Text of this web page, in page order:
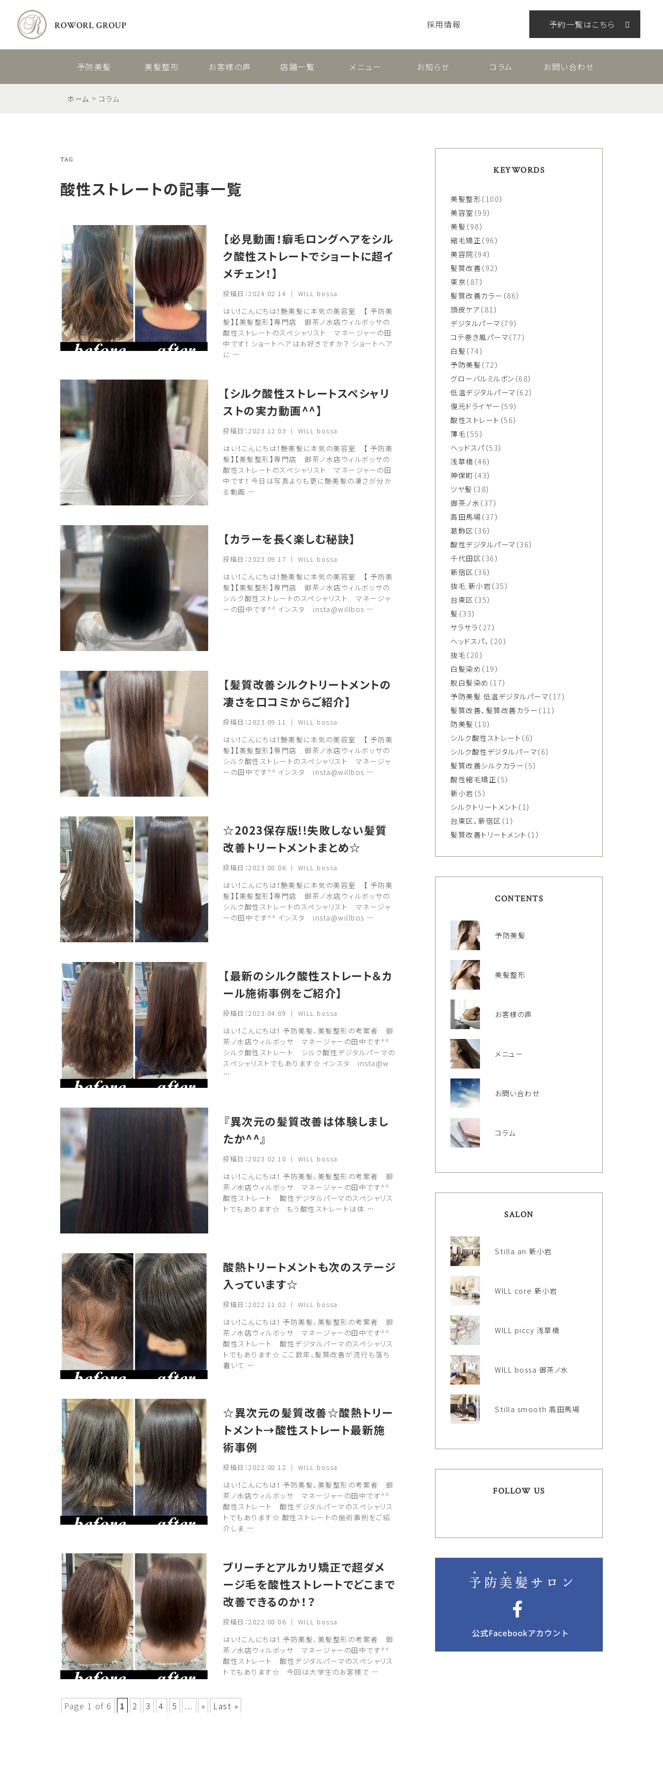
採用情報 予約一覧はこちら
予防美髪 美髪整形 お客様の声 店舗一覧 メニュー お知らせ コラム お問い合わせ
ホーム コラム
TAG
酸性ストレートの記事一覧
【必見動画！癖毛ロングヘアをシル
ク酸性ストレートでショートに超イ
メチェン！】
投稿日：2024.02.14 ｜ WILL bossa
はい！こんにちは！艶美髪に本気の美容室 【 予防美
髪】【美髪整形】専門店 御茶ノ水店ウィルボッサの
酸性ストレートのスペシャリスト マネージャーの田
中です！ ショートヘアはお好きですか？ ショートヘア
に …
【シルク酸性ストレートスペシャリ
ストの実力動画^^】
投稿日：2023.12.03 ｜ WILL bossa
はい！こんにちは！艶美髪に本気の美容室 【 予防美
髪】【美髪整形】専門店 御茶ノ水店ウィルボッサの
酸性ストレートのスペシャリスト マネージャーの田
中です！ 今日は写真よりも更に艶美髪の凄さが分か
る動画 …
【カラーを長く楽しむ秘訣】
投稿日：2023.09.17 ｜ WILL bossa
はい！こんにちは！艶美髪に本気の美容室 【 予防美
髪】【美髪整形】専門店 御茶ノ水店ウィルボッサの
シルク酸性ストレートのスペシャリスト マネージャ
ーの田中です^^ インスタ insta@willbos …
【髪質改善シルクトリートメントの
凄さを口コミからご紹介】
投稿日：2023.09.11 ｜ WILL bossa
はい！こんにちは！艶美髪に本気の美容室 【 予防美
髪】【美髪整形】専門店 御茶ノ水店ウィルボッサの
シルク酸性ストレートのスペシャリスト マネージャ
ーの田中です^^ インスタ insta@willbos …
☆2023保存版!!失敗しない髪質
改善トリートメントまとめ☆
投稿日：2023.08.06 ｜ WILL bossa
はい！こんにちは！艶美髪に本気の美容室 【 予防美
髪】【美髪整形】専門店 御茶ノ水店ウィルボッサの
シルク酸性ストレートのスペシャリスト マネージャ
ーの田中です^^ インスタ insta@willbos …
【最新のシルク酸性ストレート＆カ
ール施術事例をご紹介】
投稿日：2023.04.09 ｜ WILL bossa
はい！こんにちは！ 予防美髪、美髪整形の考案者 御
茶ノ水店ウィルボッサ マネージャーの田中です^^
シルク酸性ストレート シルク酸性デジタルパーマの
スペシャリストでもあります☆ インスタ insta@w
…
『異次元の髪質改善は体験しまし
たか^^』
投稿日：2023.02.10 ｜ WILL bossa
はい！こんにちは！ 予防美髪、美髪整形の考案者 御
茶ノ水店ウィルボッサ マネージャーの田中です^^
酸性ストレート 酸性デジタルパーマのスペシャリス
トでもあります☆ もう酸性ストレートは体 …
酸熱トリートメントも次のステージ
入っています☆
投稿日：2022.11.02 ｜ WILL bossa
はい！こんにちは！ 予防美髪、美髪整形の考案者 御
茶ノ水店ウィルボッサ マネージャーの田中です^^
酸性ストレート 酸性デジタルパーマのスペシャリス
トでもあります☆ ここ数年、髪質改善が流行も落ち
着いて …
☆異次元の髪質改善☆酸熱トリー
トメント→酸性ストレート最新施
術事例
投稿日：2022.08.12 ｜ WILL bossa
はい！こんにちは！ 予防美髪、美髪整形の考案者 御
茶ノ水店ウィルボッサ マネージャーの田中です^^
酸性ストレート 酸性デジタルパーマのスペシャリス
トでもあります☆ 酸性ストレートの施術事例をご紹
介しま …
ブリーチとアルカリ矯正で超ダメ
ージ毛を酸性ストレートでどこまで
改善できるのか！？
投稿日：2022.08.06 ｜ WILL bossa
はい！こんにちは！ 予防美髪、美髪整形の考案者 御
茶ノ水店ウィルボッサ マネージャーの田中です^^
酸性ストレート 酸性デジタルパーマのスペシャリス
トでもあります☆ 今回は大学生のお客様で …
Page 1 of 6 1 2 3 4 5 ... » Last »
KEYWORDS
美髪整形（100）
美容室 （99）
美髪（98）
縮毛矯正（96）
美容院 （94）
髪質改善（92）
東京（87）
髪質改善カラー （86）
頭皮ケア（81）
デジタルパーマ （79）
コテ巻き風パーマ（77）
白髪（74）
予防美髪（72）
グローバルミルボン （68）
低温デジタルパーマ （62）
復元ドライヤー （59）
酸性ストレート （56）
薄毛（55）
ヘッドスパ（53）
浅草橋 （46）
神保町 （43）
ツヤ髪 （38）
御茶ノ水（37）
高田馬場（37）
葛飾区 （36）
酸性デジタルパーマ （36）
千代田区（36）
新宿区 （36）
抜毛.新小岩（35）
台東区 （35）
髪 （33）
サラサラ （27）
ヘッドスパ、 （20）
抜毛（20）
白髪染め （19）
脱白髪染め （17）
予防美髪.低温デジタルパーマ（17）
髪質改善、髪質改善カラー （11）
防美髪 （10）
シルク酸性ストレート （6）
シルク酸性デジタルパーマ（6）
髪質改善シルクカラー （5）
酸性縮毛矯正（5）
新小岩 （5）
シルクトリートメント （1）
台東区、新宿区 （1）
髪質改善トリートメント （1）
CONTENTS
予防美髪
美髪整形
お客様の声
メニュー
お問い合わせ
コラム
SALON
Stilla an 新小岩
WILL core 新小岩
WILL piccy 浅草橋
WILL bossa 御茶ノ水
Stilla smooth 高田馬場
FOLLOW US